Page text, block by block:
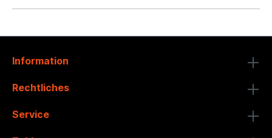
Information
Rechtliches
Service